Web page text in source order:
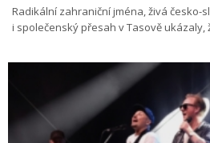
Radikální zahraniční jména, živá česko-
i společenský přesah v Tasově ukázaly,